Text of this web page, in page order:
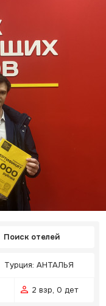
Поиск отелей
Турция: АНТАЛЬЯ
2 взр, 0 дет